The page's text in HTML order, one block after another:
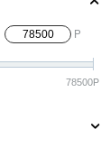
Р
78500Р